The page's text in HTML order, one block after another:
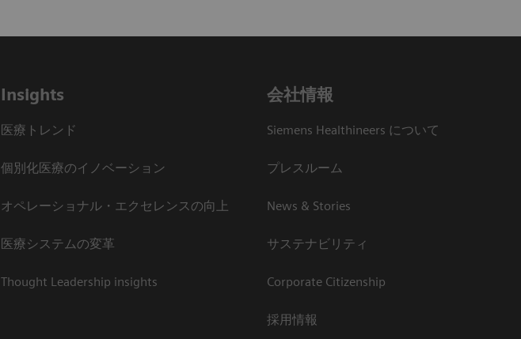
Insights
医療トレンド
個別化医療のイノベーション
オペレーショナル・エクセレンスの向上
医療システムの変革
Thought Leadership insights
会社情報
Siemens Healthineers について
プレスルーム
News & Stories
サステナビリティ
Corporate Citizenship
採用情報